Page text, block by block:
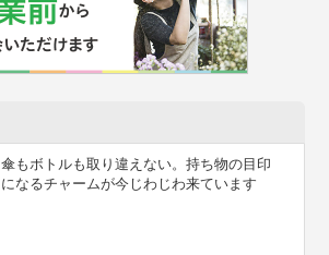
傘もボトルも取り違えない。持ち物の目印
になるチャームが今じわじわ来ています